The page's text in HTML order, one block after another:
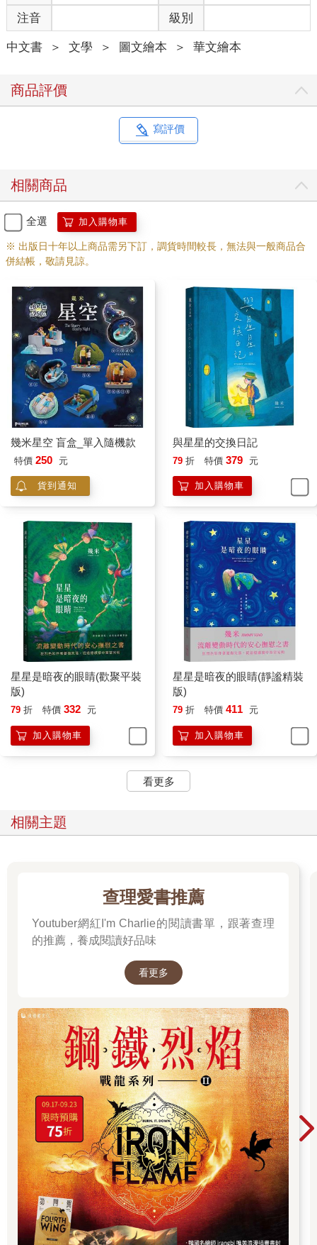
注音 級別
中文書 ＞ 文學 ＞ 圖文繪本 ＞ 華文繪本
商品評價
寫評價
相關商品
全選 加入購物車
※ 出版日十年以上商品需另下訂，調貨時間較長，無法與一般商品合
併結帳，敬請見諒。
幾米星空 盲盒_單入隨機款
特價 250 元
貨到通知
與星星的交換日記
79 折 特價 379 元
加入購物車
星星是暗夜的眼睛(歡聚平裝
版)
79 折 特價 332 元
加入購物車
星星是暗夜的眼睛(靜謐精裝
版)
79 折 特價 411 元
加入購物車
看更多
相關主題
查理愛書推薦
Youtuber網紅I'm Charlie的閱讀書單，跟著查理
的推薦，養成閱讀好品味
看更多